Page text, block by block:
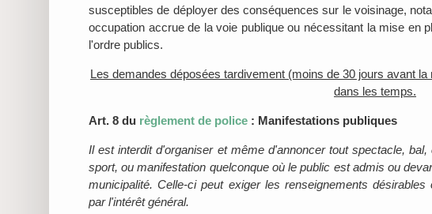
susceptibles de déployer des conséquences sur le voisinage,
occupation accrue de la voie publique ou nécessitant la mise en
l'ordre publics.
Les demandes déposées tardivement (moins de 30 jours avant
dans les temps.
Art. 8 du règlement de police : Manifestations publiques
Il est interdit d'organiser et même d'annoncer tout spectacle,
sport, ou manifestation quelconque où le public est admis ou
municipalité. Celle-ci peut exiger les renseignements
par l'intérêt général.